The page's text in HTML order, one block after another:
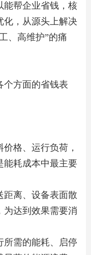
能帮企业省钱，核
化，从源头上解决
、高维护”的痛
个方面的省钱表
格、运行负荷，
能耗成本中最主要
距离、设备表面散
为达到效果需要消
所需的能耗、启停